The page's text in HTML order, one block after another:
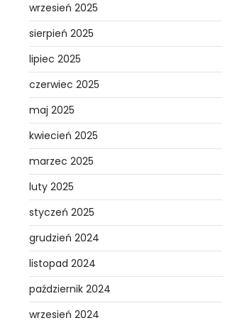
wrzesień 2025
sierpień 2025
lipiec 2025
czerwiec 2025
maj 2025
kwiecień 2025
marzec 2025
luty 2025
styczeń 2025
grudzień 2024
listopad 2024
październik 2024
wrzesień 2024